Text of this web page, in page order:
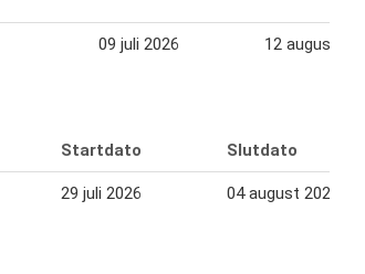
09 juli 2026 12 august
Startdato Slutdato
29 juli 2026 04 august 2026